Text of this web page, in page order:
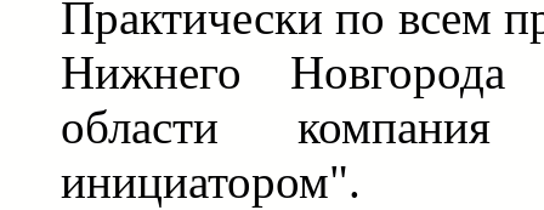
Практически по всем
Нижнего
области
инициатором".